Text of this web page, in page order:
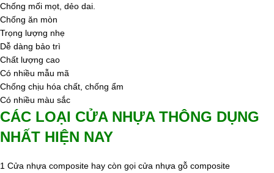
Chống mối mọt, dẻo dai.
Chống ăn mòn
Trọng lượng nhẹ
Dễ dàng bảo trì
Chất lượng cao
Có nhiều mẫu mã
Chống chịu hóa chất, chống ẩm
Có nhiều màu sắc
CÁC LOẠI CỬA NHỰA THÔNG DỤNG
NHẤT HIỆN NAY
1 Cửa nhựa composite hay còn gọi cửa nhựa gỗ composite